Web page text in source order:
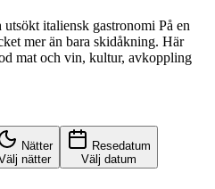
italiensk gastronomi På en
mer än bara skidåkning. Här
mat och vin, kultur, avkoppling
Nätter
nätter
Resedatum
Välj datum